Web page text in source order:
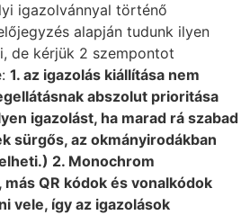
igazolvánnyal történő
alapján tudunk ilyen
de kérjük 2 szempontot
1. az igazolás kiállítása nem
abszolut prioritása
igazolást, ha marad rá szabad
sürgős, az okmányirodákban
2. Monochrom
QR kódok és vonalkódok
vele, így az igazolások